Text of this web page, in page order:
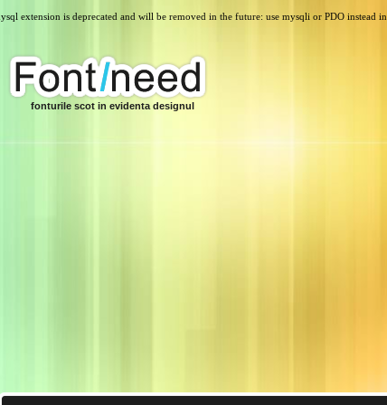
extension is deprecated and will be removed in the future: use mysqli or PDO instead in
fonturile scot in evidenta designul